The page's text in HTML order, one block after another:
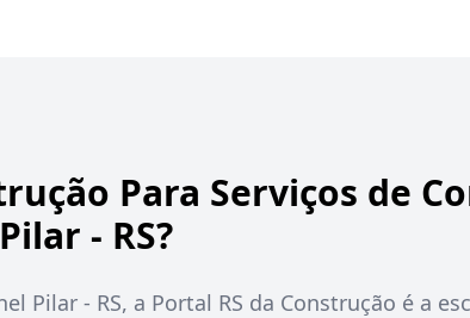
Para Serviços de
- RS?
Pilar - RS, a Portal RS da Construção é a